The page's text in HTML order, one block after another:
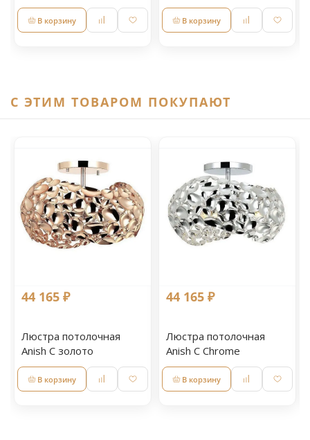
В корзину В корзину
C ЭТИМ ТОВАРОМ ПОКУПАЮТ
44 165 ₽
Люстра потолочная
Anish С золото
В корзину
44 165 ₽
Люстра потолочная
Anish С Chrome
В корзину